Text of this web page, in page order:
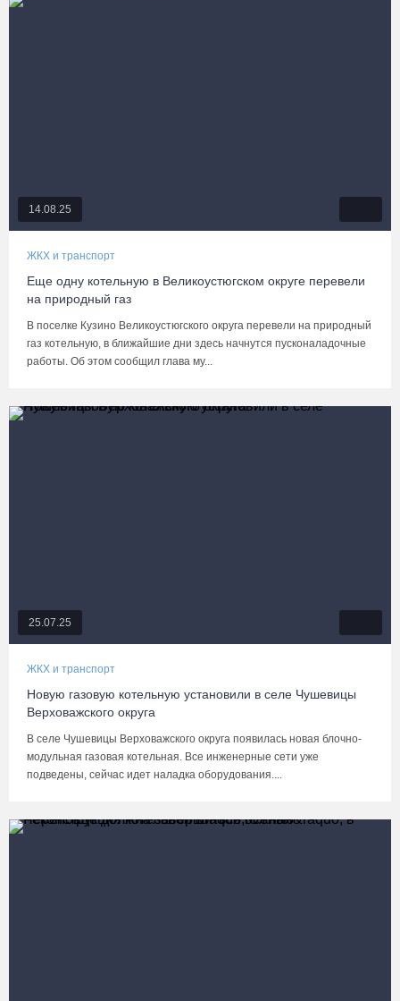
14.08.25
ЖКХ и транспорт
Еще одну котельную в Великоустюгском округе перевели
на природный газ
В поселке Кузино Великоустюгского округа перевели на природный
газ котельную, в ближайшие дни здесь начнутся пусконаладочные
работы. Об этом сообщил глава му...
25.07.25
ЖКХ и транспорт
Новую газовую котельную установили в селе Чушевицы
Верховажского округа
В селе Чушевицы Верховажского округа появилась новая блочно-
модульная газовая котельная. Все инженерные сети уже
подведены, сейчас идет наладка оборудования....